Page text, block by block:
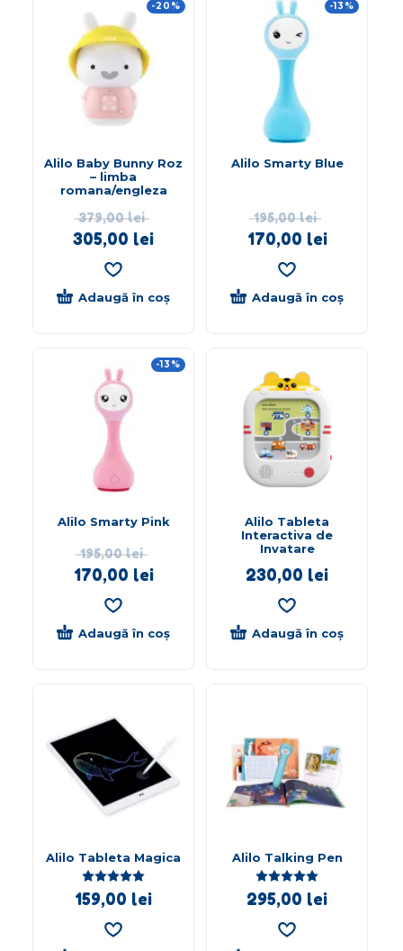
-20%
Alilo Baby Bunny Roz
– limba
romana/engleza
379,00lei
305,00 lei
Adaugă în coș
-13%
Alilo Smarty Blue
195,00lei
170,00 lei
Adaugă în coș
-13%
Alilo Smarty Pink
195,00lei
170,00 lei
Adaugă în coș
Alilo Tableta
Interactiva de
Invatare
230,00 lei
Adaugă în coș
Alilo Tableta Magica
159,00 lei
Alilo Talking Pen
295,00 lei